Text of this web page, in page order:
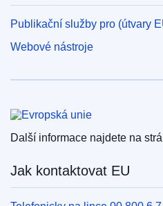
Publikační služby pro (útvary
Webové nástroje
Další informace najdete na
Jak kontaktovat EU